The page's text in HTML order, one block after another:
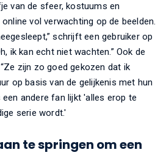
van de sfeer, kostuums en
vol verwachting op de beelden.
schrijft een gebruiker op
ik kan echt niet wachten.” Ook de
zijn zo goed gekozen dat ik
op basis van de gelijkenis met hun
een andere fan lijkt 'alles erop te
serie wordt.'
te springen om een